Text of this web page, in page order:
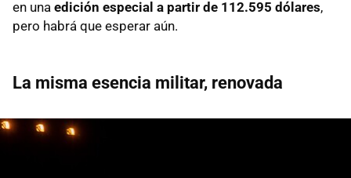
en una edición especial a partir de 112.595 dólares,
pero habrá que esperar aún.
La misma esencia militar, renovada